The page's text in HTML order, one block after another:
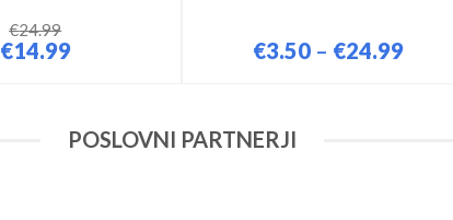
€24.99
€14.99 €3.50– €24.99
POSLOVNI PARTNERJI